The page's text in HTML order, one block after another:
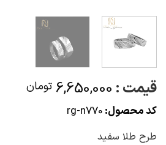
قیمت : 6,650,000 تومان
کد محصول:rg-n770
طرح طلا سفید